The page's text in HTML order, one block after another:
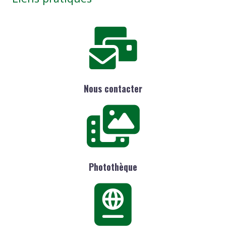
Nous contacter
Photothèque